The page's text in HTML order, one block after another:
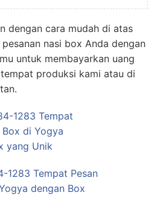
dengan cara mudah di atas
nasi box Anda dengan
untuk membayarkan uang
produksi kami atau di